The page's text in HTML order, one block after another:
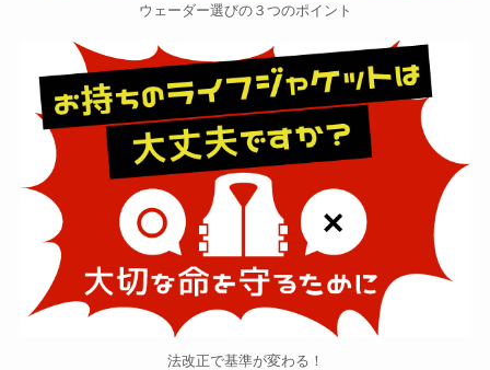
ウェーダー選びの３つのポイント
法改正で基準が変わる！